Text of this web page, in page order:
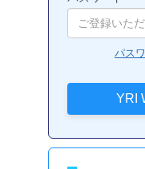
パス